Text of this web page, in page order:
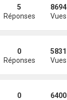
5
Réponses
8694
Vues
0
Réponses
5831
Vues
0
6400